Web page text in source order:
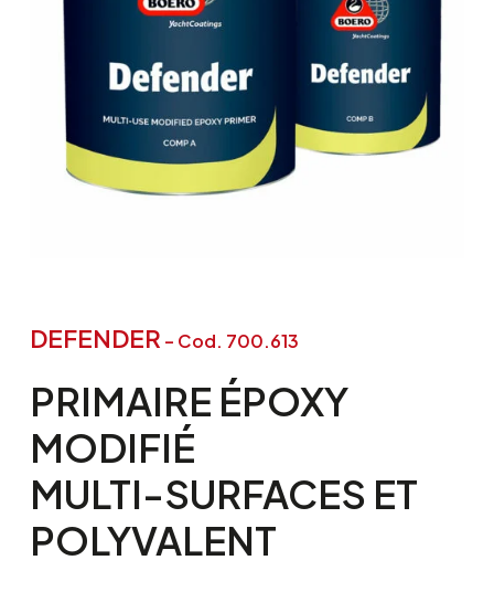
DEFENDER – Cod. 700.613
PRIMAIRE ÉPOXY
MODIFIÉ
MULTI-SURFACES ET
POLYVALENT